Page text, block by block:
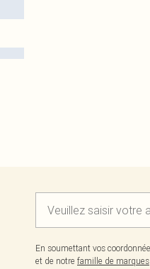
En soumettant vos
et de notre famille de marques